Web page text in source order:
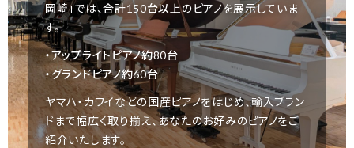
岡崎」では、合計150台以上のピアノを展示していま
す。
・アップライトピアノ約80台
・グランドピアノ約60台
ヤマハ・カワイなどの国産ピアノをはじめ、輸入ブラン
ドまで幅広く取り揃え、あなたのお好みのピアノをご
紹介いたします。